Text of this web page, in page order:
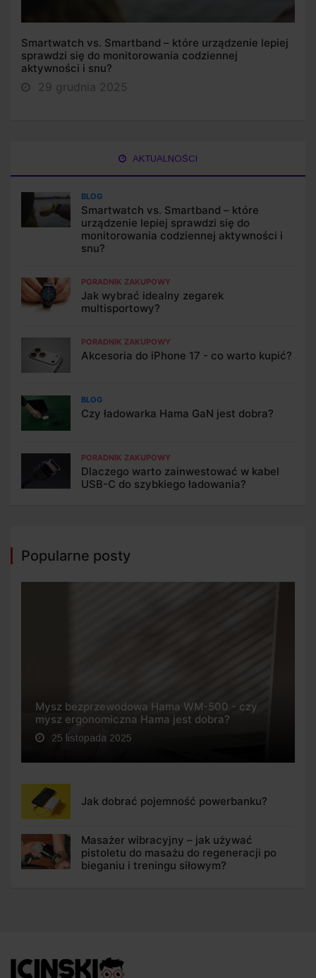
Smartwatch vs. Smartband – które urządzenie lepiej
sprawdzi się do monitorowania codziennej
aktywności i snu?
29 grudnia 2025
AKTUALNOŚCI
BLOG
Smartwatch vs. Smartband – które
urządzenie lepiej sprawdzi się do
monitorowania codziennej aktywności i
snu?
PORADNIK ZAKUPOWY
Jak wybrać idealny zegarek
multisportowy?
PORADNIK ZAKUPOWY
Akcesoria do iPhone 17 - co warto kupić?
BLOG
Czy ładowarka Hama GaN jest dobra?
PORADNIK ZAKUPOWY
Dlaczego warto zainwestować w kabel
USB-C do szybkiego ładowania?
Popularne posty
Mysz bezprzewodowa Hama WM-500 - czy
mysz ergonomiczna Hama jest dobra?
25 listopada 2025
Jak dobrać pojemność powerbanku?
Masażer wibracyjny – jak używać
pistoletu do masażu do regeneracji po
bieganiu i treningu siłowym?